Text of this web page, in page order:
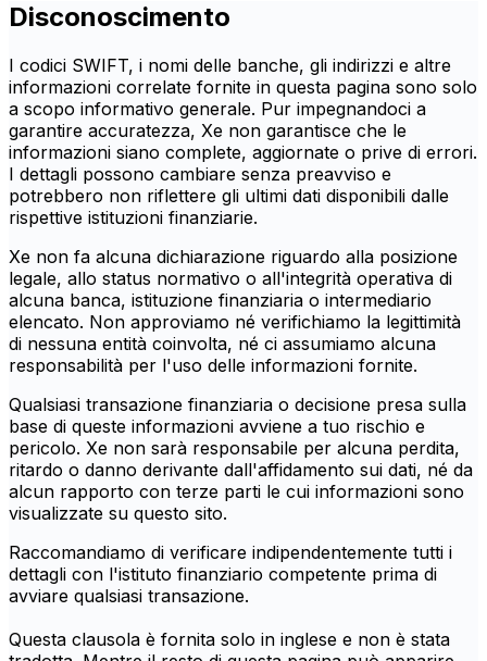
Disconoscimento
I codici SWIFT, i nomi delle banche, gli indirizzi e altre
informazioni correlate fornite in questa pagina sono solo
a scopo informativo generale. Pur impegnandoci a
garantire accuratezza, Xe non garantisce che le
informazioni siano complete, aggiornate o prive di errori.
I dettagli possono cambiare senza preavviso e
potrebbero non riflettere gli ultimi dati disponibili dalle
rispettive istituzioni finanziarie.
Xe non fa alcuna dichiarazione riguardo alla posizione
legale, allo status normativo o all'integrità operativa di
alcuna banca, istituzione finanziaria o intermediario
elencato. Non approviamo né verifichiamo la legittimità
di nessuna entità coinvolta, né ci assumiamo alcuna
responsabilità per l'uso delle informazioni fornite.
Qualsiasi transazione finanziaria o decisione presa sulla
base di queste informazioni avviene a tuo rischio e
pericolo. Xe non sarà responsabile per alcuna perdita,
ritardo o danno derivante dall'affidamento sui dati, né da
alcun rapporto con terze parti le cui informazioni sono
visualizzate su questo sito.
Raccomandiamo di verificare indipendentemente tutti i
dettagli con l'istituto finanziario competente prima di
avviare qualsiasi transazione.
Questa clausola è fornita solo in inglese e non è stata